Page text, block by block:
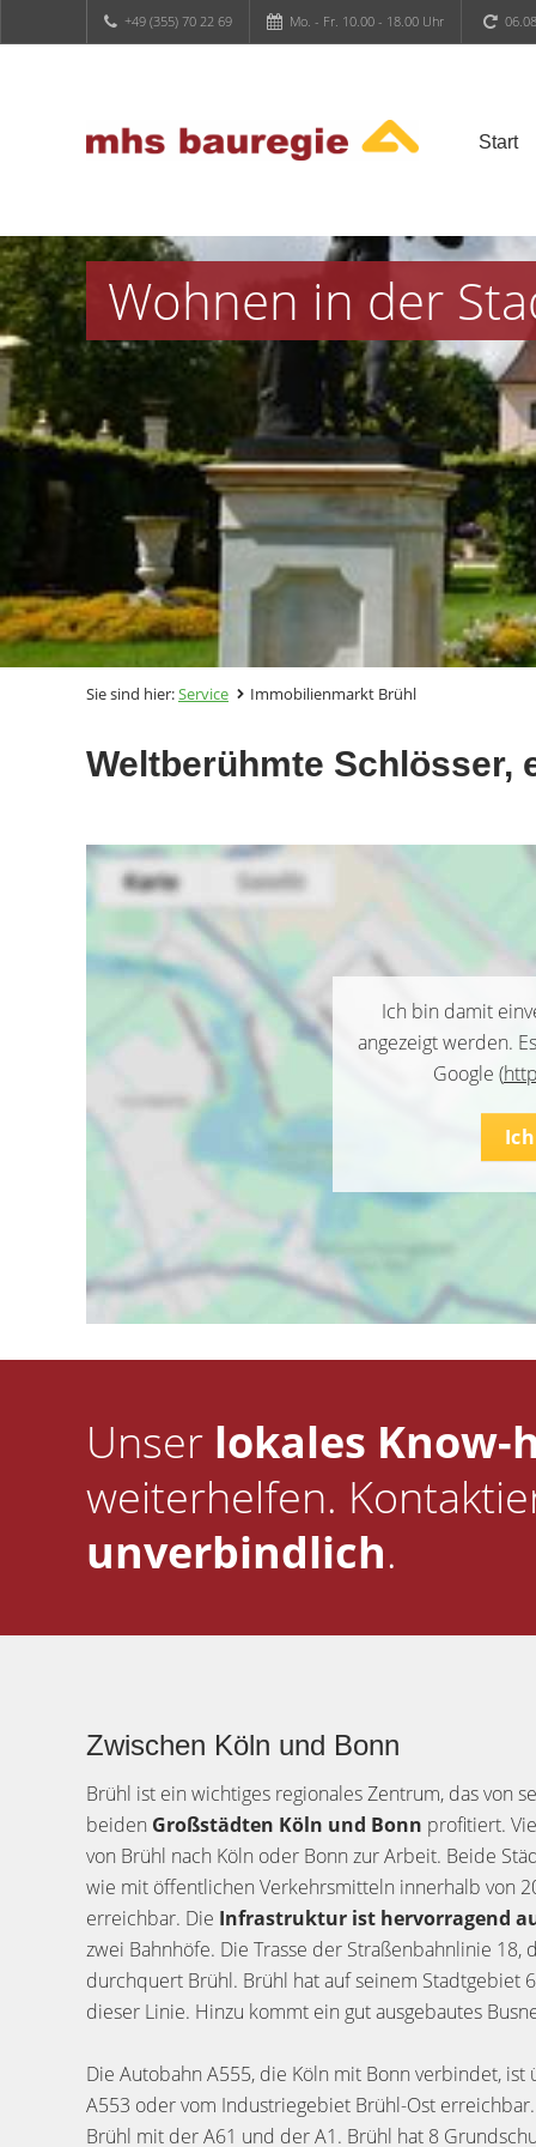
+49 (355) 70 22 69 Mo. - Fr. 10.00 - 18.00 Uhr
Start
Wohnen in der
Sie sind hier:Service Immobilienmarkt Brühl
Weltberühmte
Ich bin damit
angezeigt werden.
Google (
Unser lokales Know-
weiterhelfen.
unverbindlich.
Zwischen Köln und Bonn
Brühl ist ein wichtiges regionales Zentrum, das von
beiden Großstädten Köln und Bonn profitiert.
von Brühl nach Köln oder Bonn zur Arbeit. Beide
wie mit öffentlichen Verkehrsmitteln innerhalb von
erreichbar. Die Infrastruktur ist hervorragend
zwei Bahnhöfe. Die Trasse der Straßenbahnlinie 18,
durchquert Brühl. Brühl hat auf seinem Stadtgebiet
dieser Linie. Hinzu kommt ein gut ausgebautes
Die Autobahn A555, die Köln mit Bonn verbindet,
A553 oder vom Industriegebiet Brühl-Ost
Brühl mit der A61 und der A1. Brühl hat 8